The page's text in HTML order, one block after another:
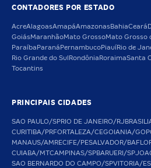
CONTADORES POR ESTADO
AcreAlagoasAmapáAmazonas BahiaCeará
GoiásMaranhãoMato GrossoMato Grosso
Paraíba Paraná PernambucoPiauíRio de
Rio Grande do Sul Rondônia RoraimaSanta
Tocantins
PRINCIPAIS CIDADES
SAO PAULO/SPRIO DE JANEIRO/RJ
CURITIBA/PRFORTALEZA/CEGOIANIA/GO
MANAUS/AMRECIFE/PESALVADOR/BA
CUIABA/MTCAMPINAS/SPBARUERI/SP
SAO BERNARDO DO CAMPO/SPVITORIA/ES